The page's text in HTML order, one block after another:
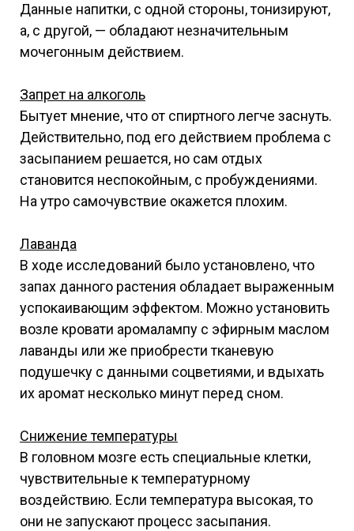
Данные напитки, с одной стороны, тонизируют,
а, с другой, — обладают незначительным
мочегонным действием.
Запрет на алкоголь
Бытует мнение, что от спиртного легче заснуть.
Действительно, под его действием проблема с
засыпанием решается, но сам отдых
становится неспокойным, с пробуждениями.
На утро самочувствие окажется плохим.
Лаванда
В ходе исследований было установлено, что
запах данного растения обладает выраженным
успокаивающим эффектом. Можно установить
возле кровати аромалампу с эфирным маслом
лаванды или же приобрести тканевую
подушечку с данными соцветиями, и вдыхать
их аромат несколько минут перед сном.
Снижение температуры
В головном мозге есть специальные клетки,
чувствительные к температурному
воздействию. Если температура высокая, то
они не запускают процесс засыпания.